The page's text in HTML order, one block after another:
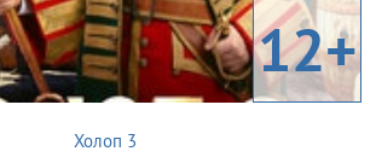
12+
Холоп 3